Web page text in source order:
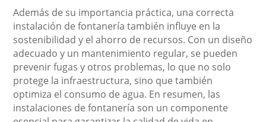
Además de su importancia práctica, una correcta
instalación de fontanería también influye en la
sostenibilidad y el ahorro de recursos. Con un diseño
adecuado y un mantenimiento regular, se pueden
prevenir fugas y otros problemas, lo que no solo
protege la infraestructura, sino que también
optimiza el consumo de agua. En resumen, las
instalaciones de fontanería son un componente